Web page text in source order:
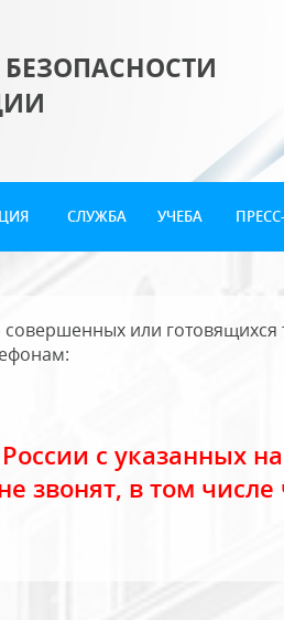
СЛУЖБА УЧЕБА
или готовящихся
с указанных на
звонят, в том числе